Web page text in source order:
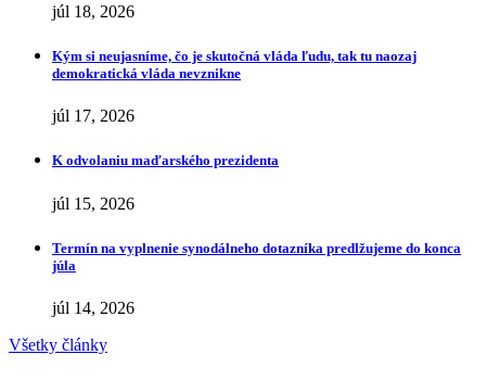
júl 18, 2026
Kým si neujasníme, čo je skutočná vláda ľudu, tak tu naozaj
demokratická vláda nevznikne
júl 17, 2026
K odvolaniu maďarského prezidenta
júl 15, 2026
Termín na vyplnenie synodálneho dotazníka predlžujeme do konca
júla
júl 14, 2026
Všetky články